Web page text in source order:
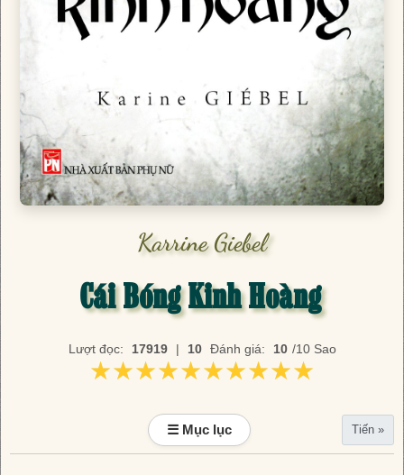
Karrine Giebel
Cái Bóng Kinh Hoàng
Lượt đọc: 17919 | 10 Đánh giá: 10 /10 Sao
★★★★★★★★★★
★★★★★★★★★★
☰ Mục lục Tiến »